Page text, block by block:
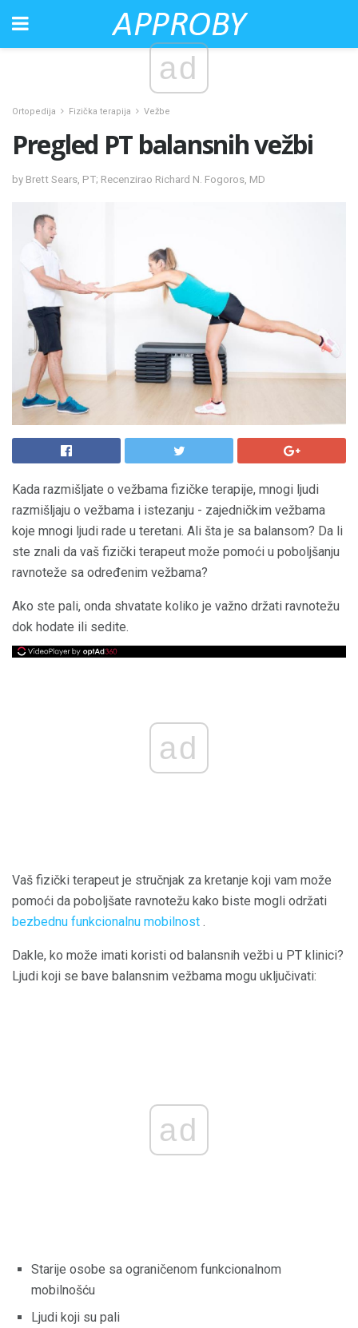
ad
Ortopedija Fizička terapija Vežbe
Pregled PT balansnih vežbi
by Brett Sears, PT; Recenzirao Richard N. Fogoros, MD
Kada razmišljate o vežbama fizičke terapije, mnogi ljudi
razmišljaju o vežbama i istezanju - zajedničkim vežbama
koje mnogi ljudi rade u teretani. Ali šta je sa balansom? Da li
ste znali da vaš fizički terapeut može pomoći u poboljšanju
ravnoteže sa određenim vežbama?
Ako ste pali, onda shvatate koliko je važno držati ravnotežu
dok hodate ili sedite.
ad
Vaš fizički terapeut je stručnjak za kretanje koji vam može
pomoći da poboljšate ravnotežu kako biste mogli održati
bezbednu funkcionalnu mobilnost .
Dakle, ko može imati koristi od balansnih vežbi u PT klinici?
Ljudi koji se bave balansnim vežbama mogu uključivati:
ad
Starije osobe sa ograničenom funkcionalnom
mobilnošću
Ljudi koji su pali